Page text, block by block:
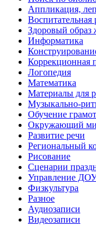
Аппликация,
Воспитательная
Здоровый образ
Информатика
Коррекционная
Логопедия
Математика
Материалы для
Музыкально-
Обучение
Окружающий
Развитие речи
Региональный
Рисование
Сценарии
Управление
Физкультура
Разное
Аудиозаписи
Видеозаписи